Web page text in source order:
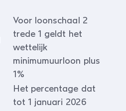
Voor loonschaal 2
trede 1 geldt het
wettelijk
minimumuurloon plus
1%
Het percentage dat
tot 1 januari 2026